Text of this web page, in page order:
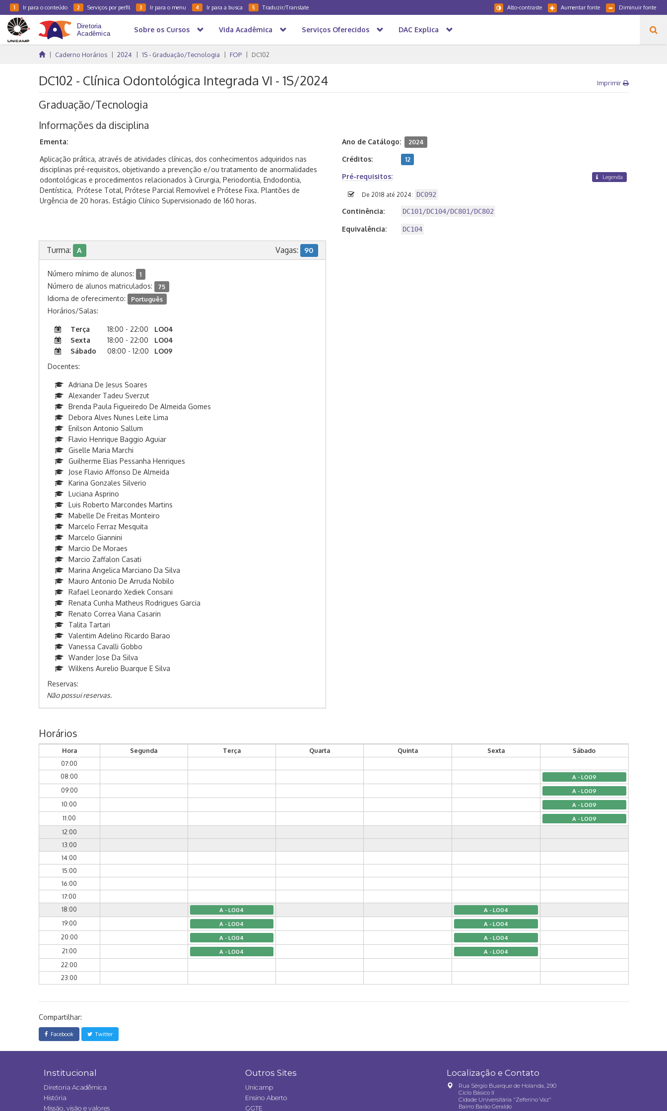
1 Ir para o conteúdo 2 Serviços por perfil 3 Ir para o menu 4 Ir para a busca 5 Traduzir/Translate Diminuir fonte
Aumentar fonte
Alto-contraste
Sobre os Cursos Vida Acadêmica Serviços Oferecidos DAC Explica
Caderno Horários 2024 1S - Graduação/Tecnologia FOP DC102
DC102 - Clínica Odontológica Integrada VI - 1S/2024 Imprimir
Graduação/Tecnologia
Informações da disciplina
Ementa:
Aplicação prática, através de atividades clínicas, dos conhecimentos adquiridos nas
disciplinas pré-requisitos, objetivando a prevenção e/ou tratamento de anormalidades
odontológicas e procedimentos relacionados à Cirurgia, Periodontia, Endodontia,
Dentística, Prótese Total, Prótese Parcial Removível e Prótese Fixa. Plantões de
Urgência de 20 horas. Estágio Clínico Supervisionado de 160 horas.
Ano de Catálogo: 2024
Créditos: 12
Pré-requisitos: Legenda
De 2018 até 2024: DC092
Continência: DC101/DC104/DC801/DC802
Equivalência: DC104
Turma: A Vagas: 90
Número mínimo de alunos: 1
Número de alunos matriculados: 75
Idioma de oferecimento: Português
Horários/Salas:
Terça 18:00 - 22:00
LO04
Sexta
18:00 - 22:00
LO04
Sábado
08:00 - 12:00
LO09
Docentes:
Adriana De Jesus Soares
Alexander Tadeu Sverzut
Brenda Paula Figueiredo De Almeida Gomes
Debora Alves Nunes Leite Lima
Enilson Antonio Sallum
Flavio Henrique Baggio Aguiar
Giselle Maria Marchi
Guilherme Elias Pessanha Henriques
Jose Flavio Affonso De Almeida
Karina Gonzales Silverio
Luciana Asprino
Luis Roberto Marcondes Martins
Mabelle De Freitas Monteiro
Marcelo Ferraz Mesquita
Marcelo Giannini
Marcio De Moraes
Marcio Zaffalon Casati
Marina Angelica Marciano Da Silva
Mauro Antonio De Arruda Nobilo
Rafael Leonardo Xediek Consani
Renata Cunha Matheus Rodrigues Garcia
Renato Correa Viana Casarin
Talita Tartari
Valentim Adelino Ricardo Barao
Vanessa Cavalli Gobbo
Wander Jose Da Silva
Wilkens Aurelio Buarque E Silva
Reservas:
Não possui reservas.
Horários
Hora Segunda Terça Quarta Quinta Sexta
Sábado
07:00
08:00
A - LO09
09:00 A - LO09
10:00 A - LO09
11:00 A - LO09
12:00
13:00
14:00
15:00
16:00
17:00
18:00
A - LO04 A - LO04
19:00 A - LO04 A - LO04
20:00 A - LO04 A - LO04
21:00 A - LO04 A - LO04
22:00
23:00
Compartilhar:
Facebook Twitter
Institucional
Diretoria Acadêmica
História
Missão, visão e valores
Outros Sites
Unicamp
Ensino Aberto
GGTE
Localização e Contato
Rua Sérgio Buarque de Holanda, 290
Ciclo Básico II
Cidade Universitária "Zeferino Vaz"
Bairro Barão Geraldo